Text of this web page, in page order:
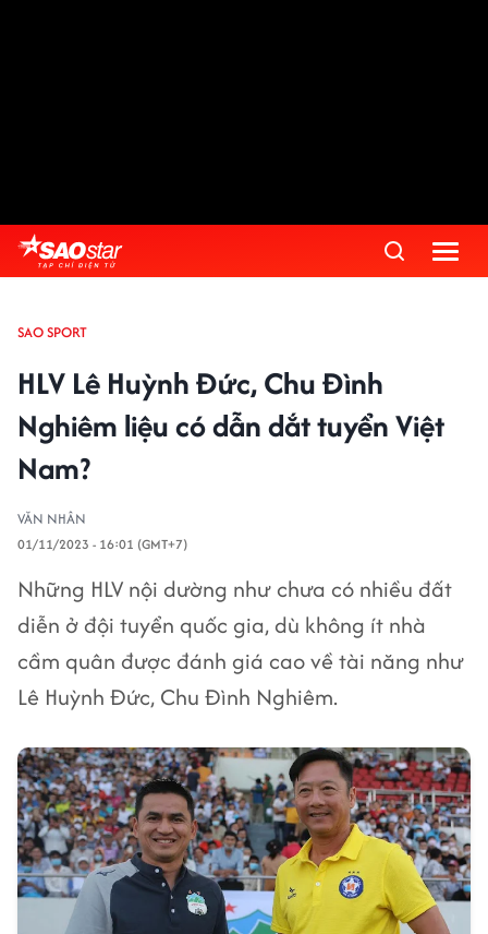
SAO SPORT
HLV Lê Huỳnh Đức, Chu Đình
Nghiêm liệu có dẫn dắt tuyển Việt
Nam?
VĂN NHÂN
01/11/2023 - 16:01 (GMT+7)
Những HLV nội dường như chưa có nhiều đất
diễn ở đội tuyển quốc gia, dù không ít nhà
cầm quân được đánh giá cao về tài năng như
Lê Huỳnh Đức, Chu Đình Nghiêm.